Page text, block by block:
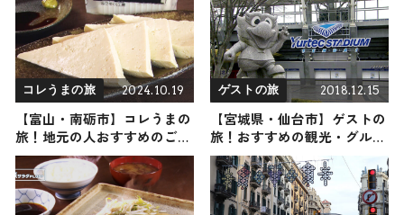
コレうまの旅 2024.10.19
【富山・南砺市】コレうまの
旅！地元の人おすすめのご当
地名物グルメ3選 2024年10月
19日放送
ゲストの旅 2018.12.15
【宮城県・仙台市】ゲストの
旅！おすすめの観光・グルメ
をご紹介